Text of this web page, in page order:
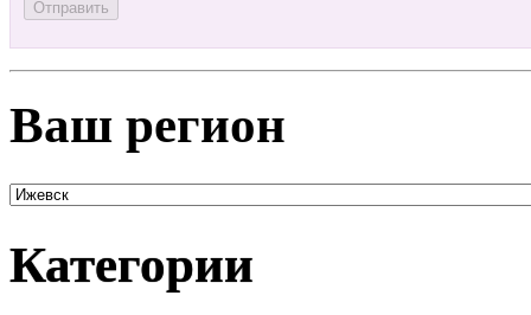
Ваш регион
Категории